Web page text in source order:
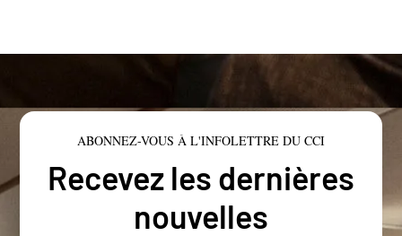
ABONNEZ-VOUS À L'INFOLETTRE DU CCI
Recevez les dernières
nouvelles